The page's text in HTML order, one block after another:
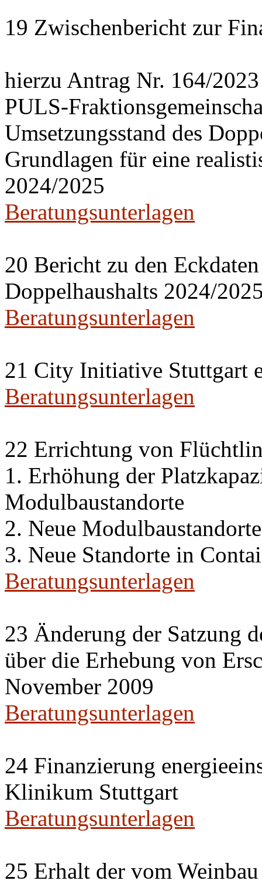
19 Zwischenbericht zur
hierzu Antrag Nr. 164/
PULS-
Umsetzungsstand des
Grundlagen für eine
2024/2025
Beratungsunterlagen
20 Bericht zu den
Doppelhaushalts 2024/
Beratungsunterlagen
21 City Initiative Stuttgart
Beratungsunterlagen
22 Errichtung von
1. Erhöhung der
Modulbaustandorte
2. Neue Modulbaustandorte
3. Neue Standorte in
Beratungsunterlagen
23 Änderung der Satzung
über die Erhebung von
November 2009
Beratungsunterlagen
24 Finanzierung
Klinikum Stuttgart
Beratungsunterlagen
25 Erhalt der vom